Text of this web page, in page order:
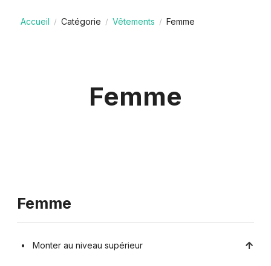
Accueil / Catégorie / Vêtements / Femme
Femme
Femme
Monter au niveau supérieur